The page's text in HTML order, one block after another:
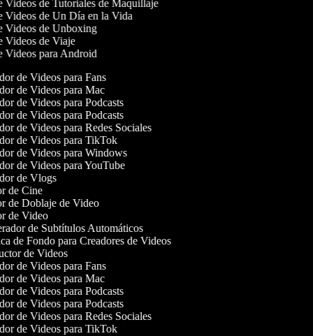
Videos de Tutoriales de Maquillaje
Videos de Un Día en la Vida
Videos de Unboxing
Videos de Viaje
Videos para Android
de Videos para Fans
de Videos para Mac
de Videos para Podcasts
de Videos para Podcasts
de Videos para Redes Sociales
de Videos para TikTok
de Videos para Windows
de Videos para YouTube
de Vlogs
de Cine
de Doblaje de Video
de Video
de Subtítulos Automáticos
de Fondo para Creadores de Videos
de Videos
de Videos para Fans
de Videos para Mac
de Videos para Podcasts
de Videos para Podcasts
de Videos para Redes Sociales
de Videos para TikTok